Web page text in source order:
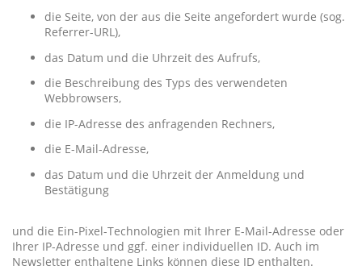
die Seite, von der aus die Seite angefordert wurde (sog.
Referrer-URL),
das Datum und die Uhrzeit des Aufrufs,
die Beschreibung des Typs des verwendeten
Webbrowsers,
die IP-Adresse des anfragenden Rechners,
die E-Mail-Adresse,
das Datum und die Uhrzeit der Anmeldung und
Bestätigung
und die Ein-Pixel-Technologien mit Ihrer E-Mail-Adresse oder
Ihrer IP-Adresse und ggf. einer individuellen ID. Auch im
Newsletter enthaltene Links können diese ID enthalten.